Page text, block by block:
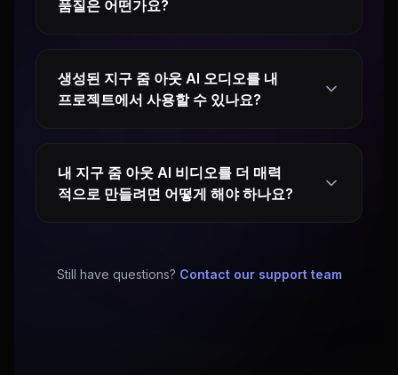
품질은 어떤가요?
생성된 지구 줌 아웃 AI 오디오를 내
프로젝트에서 사용할 수 있나요?
내 지구 줌 아웃 AI 비디오를 더 매력
적으로 만들려면 어떻게 해야 하나요?
Still have questions? Contact our support team